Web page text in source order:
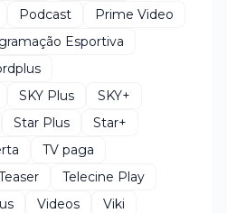
Podcast
Prime Video
Esportiva
SKY Plus
SKY+
Star Plus
Star+
TV paga
Telecine Play
Videos
Viki